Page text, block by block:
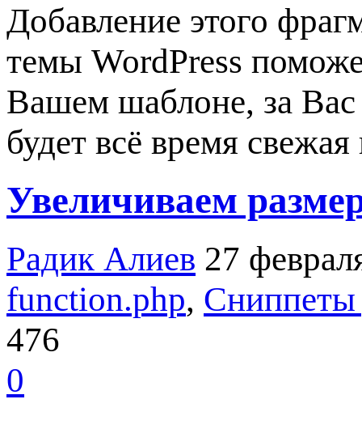
Добавление этого
темы WordPress
Вашем шаблоне, за Вас
будет всё время
Увеличиваем
Радик Алиев 27
function.php, Сниппеты
476
0